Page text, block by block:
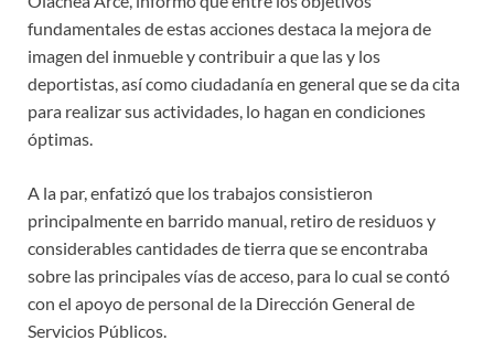
fundamentales de estas acciones destaca la mejora de
imagen del inmueble y contribuir a que las y los
deportistas, así como ciudadanía en general que se da cita
para realizar sus actividades, lo hagan en condiciones
óptimas.
A la par, enfatizó que los trabajos consistieron
principalmente en barrido manual, retiro de residuos y
considerables cantidades de tierra que se encontraba
sobre las principales vías de acceso, para lo cual se contó
con el apoyo de personal de la Dirección General de
Servicios Públicos.